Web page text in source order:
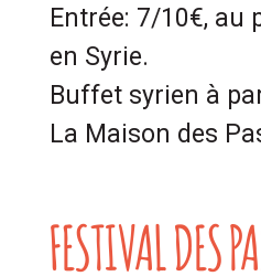
Entrée: 7/10€,
en Syrie.
Buffet syrien à
La Maison des
FESTIVAL DES